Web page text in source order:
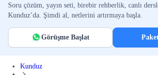
Soru çözüm, yayın seti, birebir rehberlik, canlı
Kunduz’da. Şimdi al, netlerini artırmaya başla.
Görüşme Başlat
Kunduz